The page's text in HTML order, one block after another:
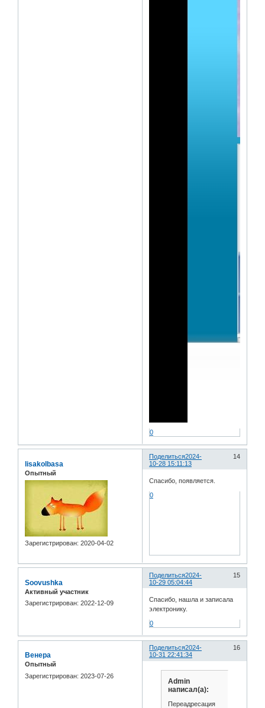
0
Поделиться 14
2024-
10-28 15:11:13
lisakolbasa
Опытный
Зарегистрирован: 2020-04-02
Спасибо, появляется.
0
Поделиться 15
2024-
10-29 05:04:44
Soovushka
Активный участник
Зарегистрирован: 2022-12-09
Спасибо, нашла и записала
электронику.
0
Поделиться 16
2024-
10-31 22:41:34
Венера
Опытный
Зарегистрирован: 2023-07-26
Admin
написал(а):
Переадресация